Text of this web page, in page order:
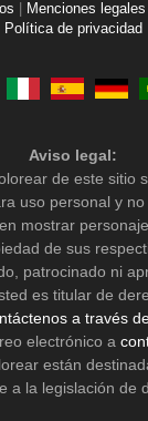
Menciones legales
Política de privacidad
Aviso legal:
de este sitio
uso personal y no
mostrar
de sus
patrocinado ni
es titular de
a través
electrónico a
están
a la legislación de